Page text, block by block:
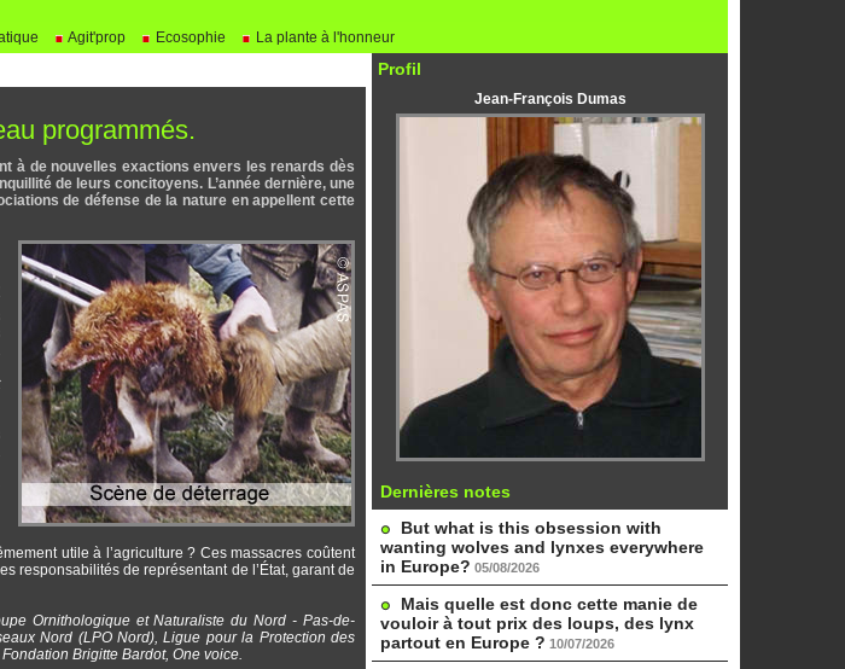
Agit'prop Ecosophie
La plante à l'honneur
programmés.
à de nouvelles exactions envers les renards dès
de leurs concitoyens. L’année dernière, une
de défense de la nature en appellent cette
utile à l’agriculture ? Ces massacres coûtent
responsabilités de représentant de l’État, garant de
Ornithologique et Naturaliste du Nord - Pas-de-
Nord (LPO Nord), Ligue pour la Protection des
Brigitte Bardot, One voice.
Profil
Jean-François Dumas
Dernières notes
But what is this obsession with
wanting wolves and lynxes everywhere
in Europe? 05/08/2026
Mais quelle est donc cette manie de
vouloir à tout prix des loups, des lynx
partout en Europe ? 10/07/2026